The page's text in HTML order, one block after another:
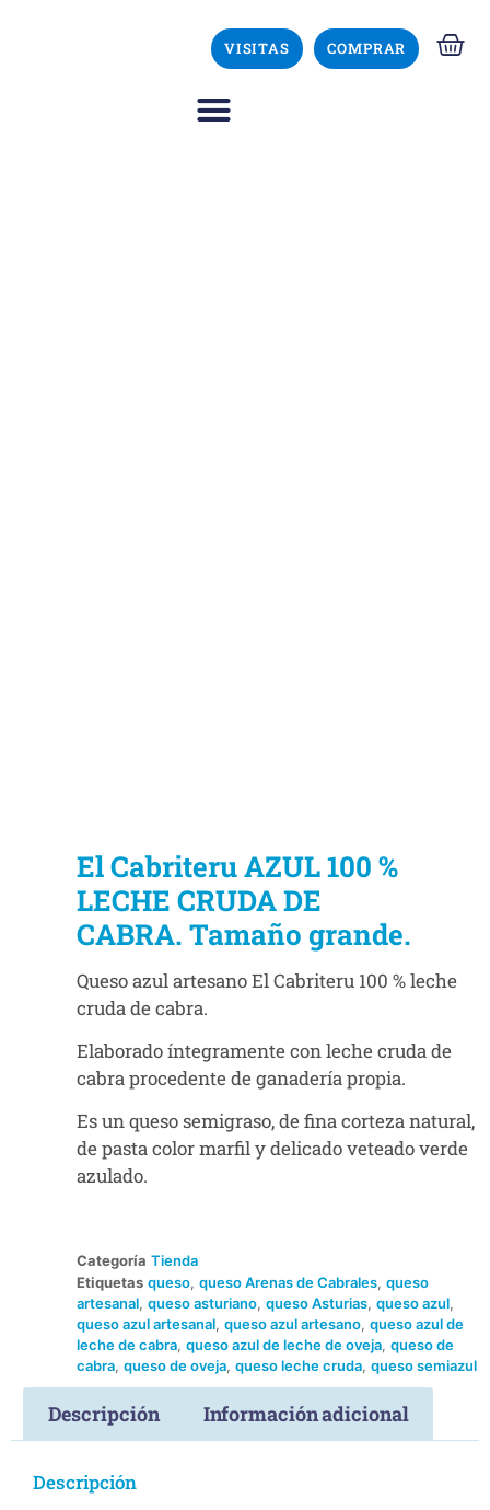
VISITAS COMPRAR
El Cabriteru AZUL 100 %
LECHE CRUDA DE
CABRA. Tamaño grande.
Queso azul artesano El Cabriteru 100 % leche
cruda de cabra.
Elaborado íntegramente con leche cruda de
cabra procedente de ganadería propia.
Es un queso semigraso, de fina corteza natural,
de pasta color marfil y delicado veteado verde
azulado.
Categoría Tienda
Etiquetas queso, queso Arenas de Cabrales, queso
artesanal, queso asturiano, queso Asturias, queso azul,
queso azul artesanal, queso azul artesano, queso azul de
leche de cabra, queso azul de leche de oveja, queso de
cabra, queso de oveja, queso leche cruda, queso semiazul
Descripción Información adicional
Descripción